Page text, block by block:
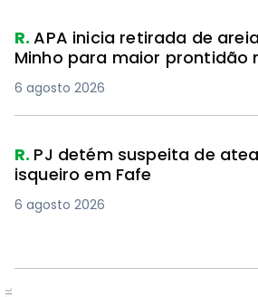
R.APA inicia retirada de
Minho para maior prontidão
6 agosto 2026
R. PJ detém suspeita de
isqueiro em Fafe
6 agosto 2026